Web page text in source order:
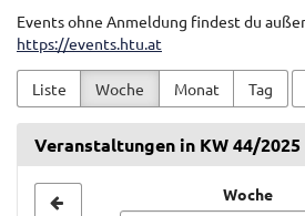
Events ohne Anmeldung findest du
https://events.htu.at
Liste Woche Monat Tag
Veranstaltungen in KW 44/2025
Woche